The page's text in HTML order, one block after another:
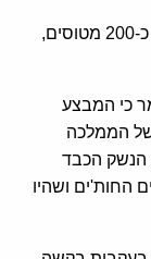
המבצע האווירי כלל 2400 גיחות והשתתפו בו כ-200 מטוסים,
כי המבצע
של הממלכה
הנשק הכבד
החות'ים ושהיו